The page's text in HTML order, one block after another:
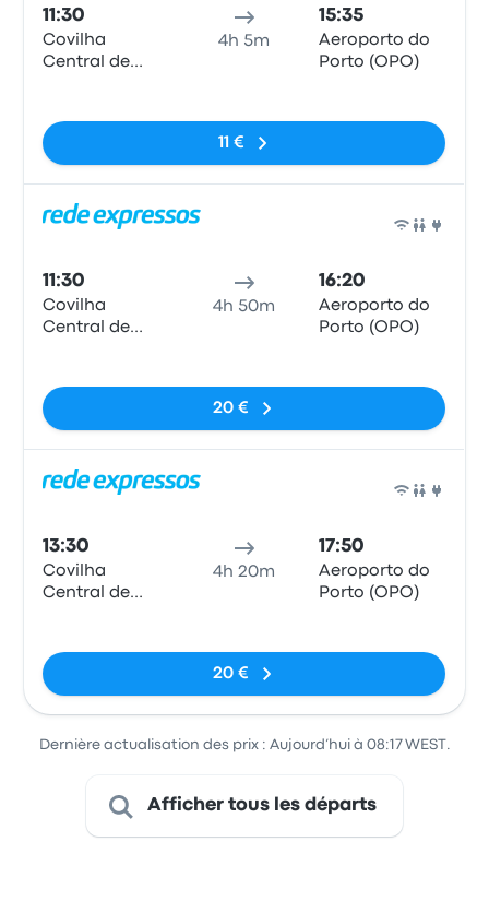
11:30
Covilha
Central de
4h 5m
15:35
Aeroporto do
Porto (OPO)
11 €
11:30
Covilha
Central de
4h 50m
16:20
Aeroporto do
Porto (OPO)
20 €
13:30
Covilha
Central de
4h 20m
17:50
Aeroporto do
Porto (OPO)
20 €
Dernière actualisation des prix : Aujourd’hui à 08:17 WEST.
Afficher tous les départs